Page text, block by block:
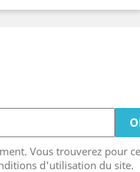
Vous trouverez pour
d'utilisation du site.